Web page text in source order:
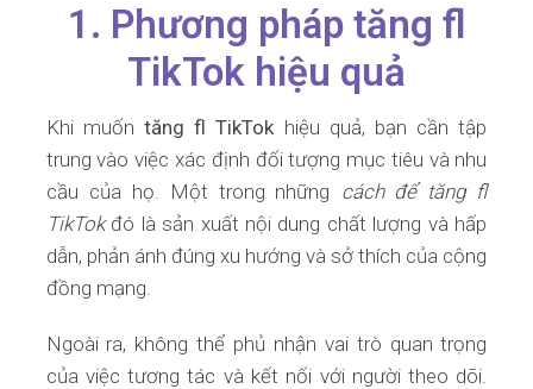
1. Phương pháp tăng fl
TikTok hiệu quả
Khi muốn tăng fl TikTok hiệu quả, bạn cần tập
trung vào việc xác định đối tượng mục tiêu và nhu
cầu của họ. Một trong những cách để tăng fl
TikTokđó là sản xuất nội dung chất lượng và hấp
dẫn, phản ánh đúng xu hướng và sở thích của cộng
đồng mạng.
Ngoài ra, không thể phủ nhận vai trò quan trọng
của việc tương tác và kết nối với người theo dõi.